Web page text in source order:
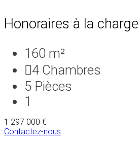
Honoraires à la
160 m²
4 Chambres
5 Pièces
1
1 297 000 €
Contactez-nous